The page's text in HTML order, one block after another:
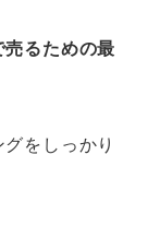
売るための最
をしっかり